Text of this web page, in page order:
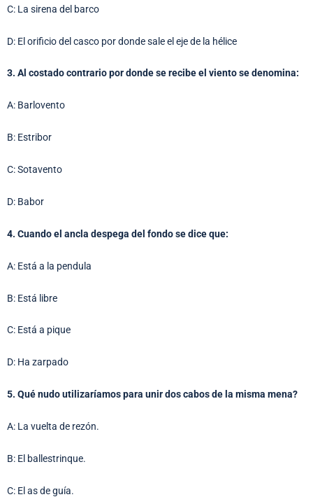
C: La sirena del barco
D: El orificio del casco por donde sale el eje de la hélice
3. Al costado contrario por donde se recibe el viento se denomina:
A: Barlovento
B: Estribor
C: Sotavento
D: Babor
4. Cuando el ancla despega del fondo se dice que:
A: Está a la pendula
B: Está libre
C: Está a pique
D: Ha zarpado
5. Qué nudo utilizaríamos para unir dos cabos de la misma mena?
A: La vuelta de rezón.
B: El ballestrinque.
C: El as de guía.